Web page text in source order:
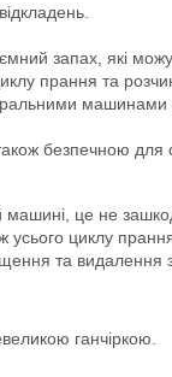
запах, які
прання та
безпечною для
машині, це не
циклу
та видалення
ганчіркою.